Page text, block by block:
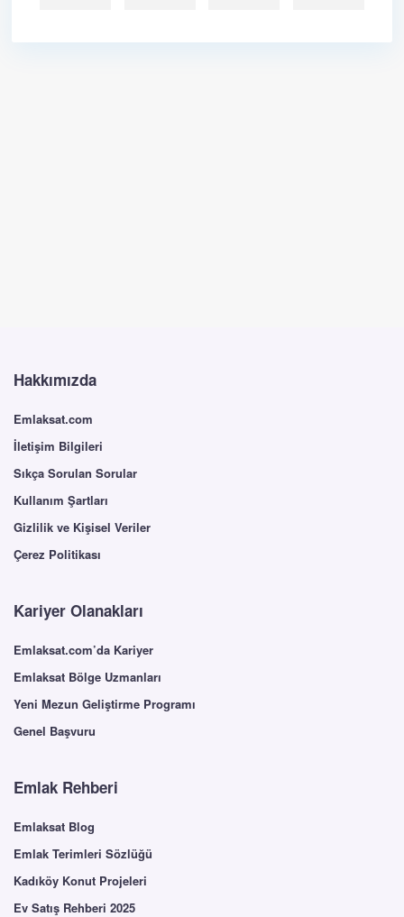
Hakkımızda
Emlaksat.com
İletişim Bilgileri
Sıkça Sorulan Sorular
Kullanım Şartları
Gizlilik ve Kişisel Veriler
Çerez Politikası
Kariyer Olanakları
Emlaksat.com’da Kariyer
Emlaksat Bölge Uzmanları
Yeni Mezun Geliştirme Programı
Genel Başvuru
Emlak Rehberi
Emlaksat Blog
Emlak Terimleri Sözlüğü
Kadıköy Konut Projeleri
Ev Satış Rehberi 2025